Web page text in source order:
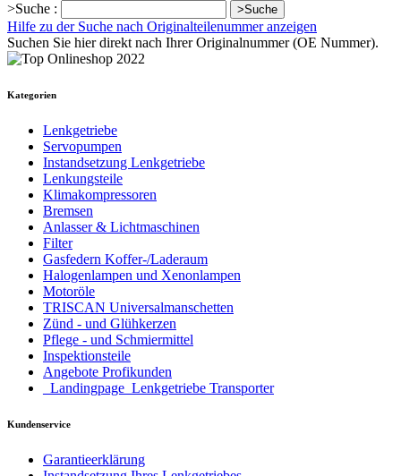
>Suche :
>Suche
Hilfe zu der Suche nach Originalteilenummer anzeigen
Suchen Sie hier direkt nach Ihrer Originalnummer (OE Nummer).
Kategorien
Lenkgetriebe
Servopumpen
Instandsetzung Lenkgetriebe
Lenkungsteile
Klimakompressoren
Bremsen
Anlasser & Lichtmaschinen
Filter
Gasfedern Koffer-/Laderaum
Halogenlampen und Xenonlampen
Motoröle
TRISCAN Universalmanschetten
Zünd - und Glühkerzen
Pflege - und Schmiermittel
Inspektionsteile
Angebote Profikunden
_Landingpage_Lenkgetriebe Transporter
Kundenservice
Garantieerklärung